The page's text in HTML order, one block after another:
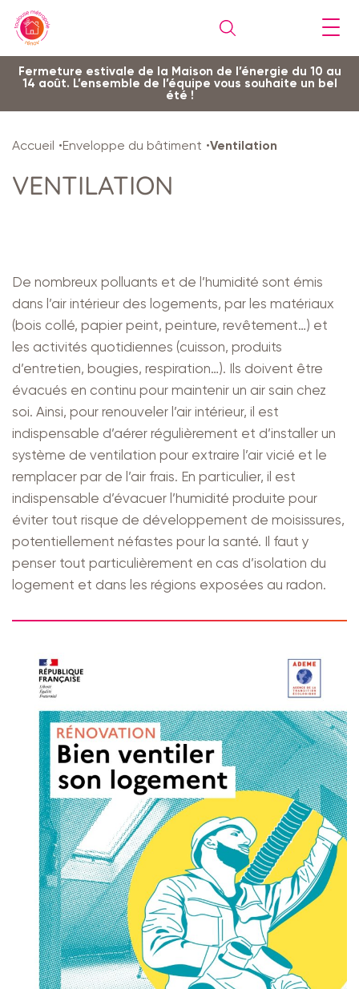
Aller
au
contenu
Aller
à
la
Aller
à
la
Aller
au
pied
page
Aller
au
plan
Fermeture estivale de la Maison de l’énergie du 10 au
14 août. L’ensemble de l’équipe vous souhaite un bel
été !
Accueil Enveloppe du bâtiment Ventilation
VENTILATION
De nombreux polluants et de l’humidité sont émis
dans l’air intérieur des logements, par les matériaux
(bois collé, papier peint, peinture, revêtement…) et
les activités quotidiennes (cuisson, produits
d’entretien, bougies, respiration…). Ils doivent être
évacués en continu pour maintenir un air sain chez
soi. Ainsi, pour renouveler l’air intérieur, il est
indispensable d’aérer régulièrement et d’installer un
système de ventilation pour extraire l’air vicié et le
remplacer par de l’air frais. En particulier, il est
indispensable d’évacuer l’humidité produite pour
éviter tout risque de développement de moisissures,
potentiellement néfastes pour la santé. Il faut y
penser tout particulièrement en cas d’isolation du
logement et dans les régions exposées au radon.
Gestion de vos préférences sur les cookies